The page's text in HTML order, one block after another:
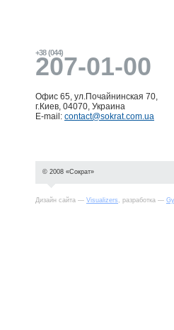
+38 (044)
207-01-00
Офис 65, ул.Почайнинская 70,
г.Киев, 04070, Украина
E-mail: contact@sokrat.com.ua
© 2008 «Сократ»
Дизайн сайта — Visualizers , разработка —